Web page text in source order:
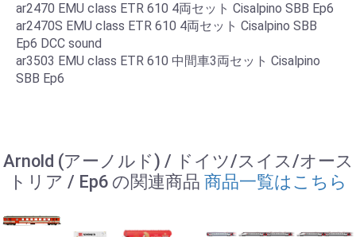
ar2470 EMU class ETR 610 4両セット Cisalpino SBB Ep6
ar2470S EMU class ETR 610 4両セット Cisalpino SBB
Ep6 DCC sound
ar3503 EMU class ETR 610 中間車3両セット Cisalpino
SBB Ep6
Arnold (アーノルド) / ドイツ/スイス/オース
トリア / Ep6 の関連商品 商品一覧はこちら